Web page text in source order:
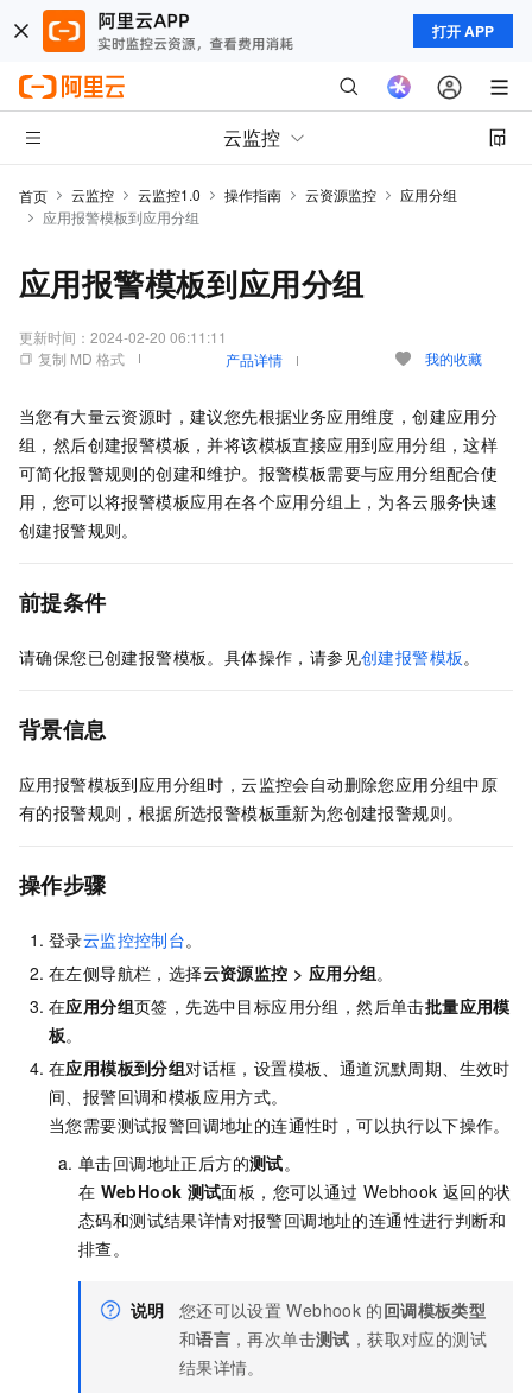
打开 APP
云监控
首页 云监控 云监控1.0 操作指南 云资源监控
应用分组
应用报警模板到应用分组
应用报警模板到应用分组
更新时间： 2024-02-20 06:11:11
复制 MD 格式
产品详情 我的收藏
当您有大量云资源时，建议您先根据业务应用维度，创建应用分
组，然后创建报警模板，并将该模板直接应用到应用分组，这样
可简化报警规则的创建和维护。报警模板需要与应用分组配合使
用，您可以将报警模板应用在各个应用分组上，为各云服务快速
创建报警规则。
前提条件
请确保您已创建报警模板。具体操作，请参见创建报警模板。
背景信息
应用报警模板到应用分组时，云监控会自动删除您应用分组中原
有的报警规则，根据所选报警模板重新为您创建报警规则。
操作步骤
登录云监控控制台。
在左侧导航栏，选择云资源监控 > 应用分组。
在应用分组页签，先选中目标应用分组，然后单击批量应用模
板。
在应用模板到分组对话框，设置模板、通道沉默周期、生效时
间、报警回调和模板应用方式。
当您需要测试报警回调地址的连通性时，可以执行以下操作。
单击回调地址正后方的测试。
在 WebHook 测试面板，您可以通过 Webhook 返回的状
态码和测试结果详情对报警回调地址的连通性进行判断和
排查。
说明 您还可以设置 Webhook 的回调模板类型
和语言 ，再次单击测试 ，获取对应的测试
结果详情。